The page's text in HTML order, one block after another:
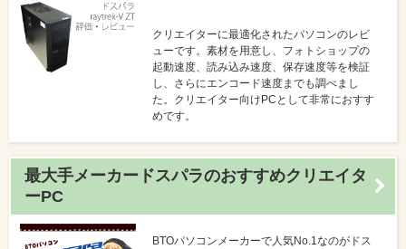
クリエイターに最適化されたパソコンのレビ
ューです。素材を用意し、フォトショップの
起動速度、読み込み速度、保存速度等を検証
し、さらにエンコード速度までも調べまし
た。クリエイター向けPCとして非常におすす
めです。
最大手メーカードスパラのおすすめクリエイタ
ーPC
BTOパソコンメーカーで人気No.1なのがドス